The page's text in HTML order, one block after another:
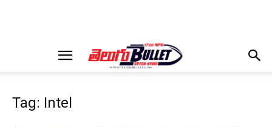
Tag: Intel